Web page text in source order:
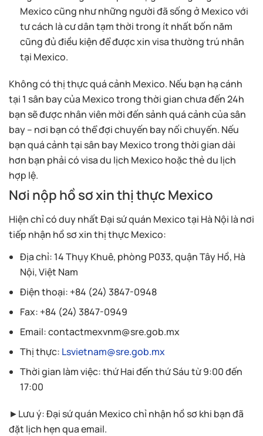
Mexico cũng như những người đã sống ở Mexico với
tư cách là cư dân tạm thời trong ít nhất bốn năm
cũng đủ điều kiện để được xin visa thường trú nhân
tại Mexico.
Không có thị thực quá cảnh Mexico. Nếu bạn hạ cánh
tại 1 sân bay của Mexico trong thời gian chưa đến 24h
bạn sẽ được nhân viên mời đến sảnh quá cảnh của sân
bay – nơi bạn có thể đợi chuyến bay nối chuyến. Nếu
bạn quá cảnh tại sân bay Mexico trong thời gian dài
hơn bạn phải có visa du lịch Mexico hoặc thẻ du lịch
hợp lệ.
Nơi nộp hồ sơ xin thị thực Mexico
Hiện chỉ có duy nhất Đại sứ quán Mexico tại Hà Nội là nơi
tiếp nhận hồ sơ xin thị thực Mexico:
Địa chỉ: 14 Thụy Khuê, phòng P033, quận Tây Hồ, Hà
Nội, Việt Nam
Điện thoại: +84 (24) 3847-0948
Fax: +84 (24) 3847-0949
Email:contactmexvnm@sre.gob.mx
Thị thực: Lsvietnam@sre.gob.mx
Thời gian làm việc: thứ Hai đến thứ Sáu từ 9:00 đến
17:00
►Lưu ý: Đại sứ quán Mexico chỉ nhận hồ sơ khi bạn đã
đặt lịch hẹn qua email.